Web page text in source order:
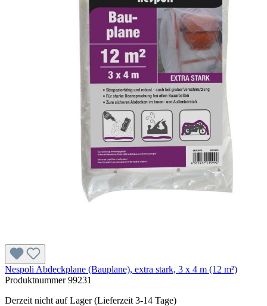
Nespoli Abdeckplane (Bauplane), extra stark, 3 x 4 m (12 m²)
Produktnummer99231
Derzeit nicht auf Lager (Lieferzeit 3-14 Tage)